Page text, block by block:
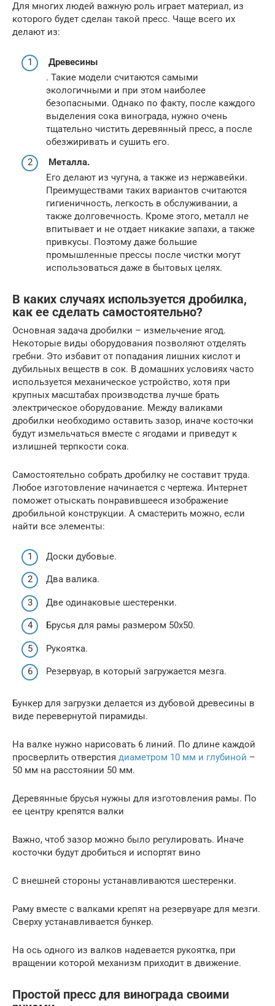
Для многих людей важную роль играет материал, из
которого будет сделан такой пресс. Чаще всего их
делают из:
Древесины
. Такие модели считаются самыми
экологичными и при этом наиболее
безопасными. Однако по факту, после каждого
выделения сока винограда, нужно очень
тщательно чистить деревянный пресс, а после
обезжиривать и сушить его.
Металла.
Его делают из чугуна, а также из нержавейки.
Преимуществами таких вариантов считаются
гигиеничность, легкость в обслуживании, а
также долговечность. Кроме этого, металл не
впитывает и не отдает никакие запахи, а также
привкусы. Поэтому даже большие
промышленные прессы после чистки могут
использоваться даже в бытовых целях.
В каких случаях используется дробилка,
как ее сделать самостоятельно?
Основная задача дробилки – измельчение ягод.
Некоторые виды оборудования позволяют отделять
гребни. Это избавит от попадания лишних кислот и
дубильных веществ в сок. В домашних условиях часто
используется механическое устройство, хотя при
крупных масштабах производства лучше брать
электрическое оборудование. Между валиками
дробилки необходимо оставить зазор, иначе косточки
будут измельчаться вместе с ягодами и приведут к
излишней терпкости сока.
Самостоятельно собрать дробилку не составит труда.
Любое изготовление начинается с чертежа. Интернет
поможет отыскать понравившееся изображение
дробильной конструкции. А смастерить можно, если
найти все элементы:
Доски дубовые.
Два валика.
Две одинаковые шестеренки.
Брусья для рамы размером 50х50.
Рукоятка.
Резервуар, в который загружается мезга.
Бункер для загрузки делается из дубовой древесины в
виде перевернутой пирамиды.
На валке нужно нарисовать 6 линий. По длине каждой
просверлить отверстия диаметром 10 мм и глубиной –
50 мм на расстоянии 50 мм.
Деревянные брусья нужны для изготовления рамы. По
ее центру крепятся валки
Важно, чтоб зазор можно было регулировать. Иначе
косточки будут дробиться и испортят вино
С внешней стороны устанавливаются шестеренки.
Раму вместе с валками крепят на резервуаре для мезги.
Сверху устанавливается бункер.
На ось одного из валков надевается рукоятка, при
вращении которой механизм приходит в движение.
Простой пресс для винограда своими